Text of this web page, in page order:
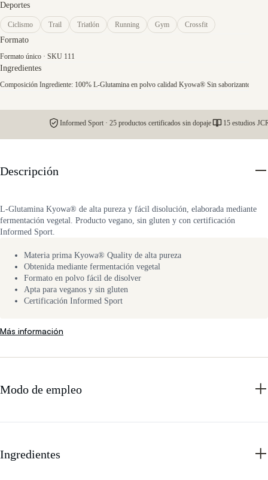
Deportes
Ciclismo Trail Triatlón Running Gym Crossfit
Formato
Formato único · SKU 111
Ingredientes
Composición Ingrediente: 100% L-Glutamina en polvo calidad Kyowa® Sin saborizantes,
Informed Sport · 25 productos certificados sin dopaje 15 estudios
Descripción
L-Glutamina Kyowa® de alta pureza y fácil disolución, elaborada mediante
fermentación vegetal. Producto vegano, sin gluten y con certificación
Informed Sport.
Materia prima Kyowa® Quality de alta pureza
Obtenida mediante fermentación vegetal
Formato en polvo fácil de disolver
Apta para veganos y sin gluten
Certificación Informed Sport
Más información
Modo de empleo
Ingredientes